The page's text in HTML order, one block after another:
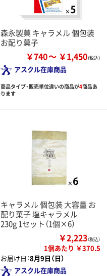
森永製菓 キャラメル 個包装
お配り菓子
￥740 ￥1,450
アスクル在庫商品
商品タイプ・販売単位違いの商品が4商品あ
ります
キャラメル 個包装 大容量 お
配り菓子 塩キャラメル
230g 1セット（1個×6）
￥2,223（税込）
1個あたり ￥370.5
お届け日：8月9日（日）
アスクル在庫商品